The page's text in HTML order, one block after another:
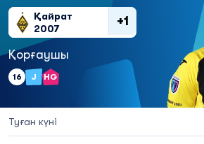
Қайрат
2007
+1
Қорғаушы
16 J HG
Туған күні